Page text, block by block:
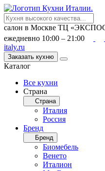
салон в Москве ТЦ
ежедневно 10:00 – 21:00
italy.ru
Заказать кухню
Каталог
Все кухни
Страна
Страна
Италия
Россия
Бренд
Бренд
Биомебель
Венето
Италион